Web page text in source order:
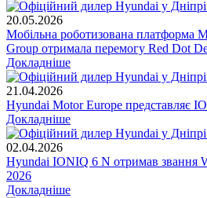
20.05.2026
Мобільна роботизована платформа
Group отримала перемогу Red Dot
Докладніше
21.04.2026
Hyundai Motor Europe представляє
Докладніше
02.04.2026
Hyundai IONIQ 6 N отримав звання
2026
Докладніше